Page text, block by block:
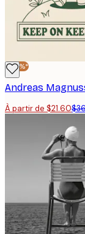
-40%*
À partir de $21.60